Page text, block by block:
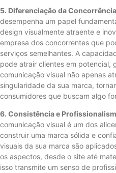
5. Diferenciação da
desempenha um papel
design visualmente atraente e
empresa dos concorrentes que
serviços semelhantes. A
pode atrair clientes em potencial,
comunicação visual não apenas
singularidade da sua marca,
consumidores que buscam algo
6. Consistência e
comunicação visual é um dos
construir uma marca sólida e
visuais da sua marca são
os aspectos, desde o site até
isso transmite um senso de